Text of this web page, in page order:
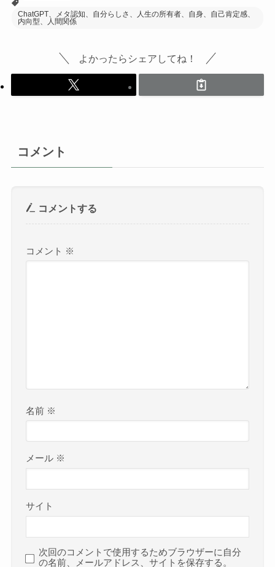
ChatGPT、メタ認知、自分らしさ、人生の所有者、自身、自己肯定感、
内向型、人間関係
よかったらシェアしてね！
コメント
コメントする
コメント ※
名前 ※
メール ※
サイト
次回のコメントで使用するためブラウザーに自分
の名前、メールアドレス、サイトを保存する。